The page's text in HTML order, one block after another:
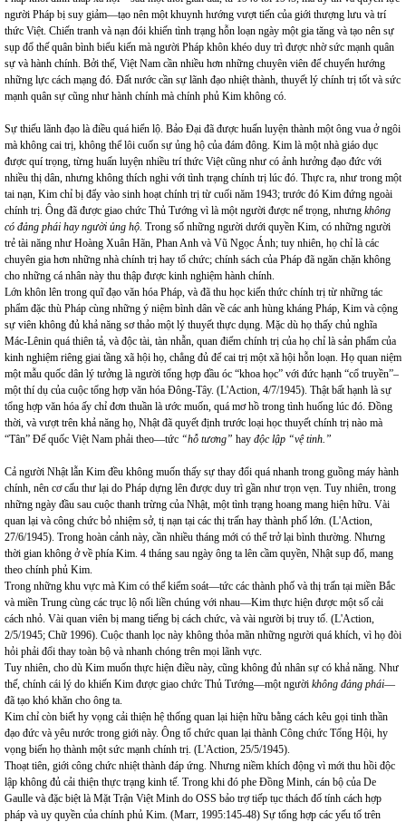
người Pháp bị suy giảm—tạo nên một khuynh hướng vượt tiến của giới thượng lưu và trí
thức Việt. Chiến tranh và nạn đói khiến tình trạng hỗn loạn ngày một gia tăng và tạo nên sự
sụp đổ thế quân bình biểu kiến mà người Pháp khôn khéo duy trì được nhờ sức mạnh quân
sự và hành chính. Bởi thế, ViệtNam cần nhiều hơn những chuyên viên để chuyển hướng
những lực cách mạng đó. Đất nước cần sự lãnh đạo nhiệt thành, thuyết lý chính trị tốt và sức
mạnh quân sự cũng như hành chính mà chính phủ Kim không có.
Sự thiếu lãnh đạo là điều quá hiển lộ. Bảo Đại đã được huấn luyện thành một ông vua ở ngôi
mà không cai trị, không thể lôi cuốn sự ủng hộ của đám đông. Kim là một nhà giáo dục
được quí trọng, từng huấn luyện nhiều trí thức Việt cũng như có ảnh hưởng đạo đức với
nhiều thị dân, nhưng không thích nghi với tình trạng chính trị lúc đó. Thực ra, như trong một
tai nạn, Kim chỉ bị đẩy vào sinh hoạt chính trị từ cuối năm 1943; trước đó Kim đứng ngoài
chính trị. Ông đã được giao chức Thủ Tướng vì là một người được nể trọng, nhưng không
có đảng phái hay người ủng hộ. Trong số những người dưới quyền Kim, có những người
trẻ tài năng như Hoàng Xuân Hãn, Phan Anh và Vũ Ngọc Ánh; tuy nhiên, họ chỉ là các
chuyên gia hơn những nhà chính trị hay tổ chức; chính sách của Pháp đã ngăn chặn không
cho những cá nhân này thu thập được kinh nghiệm hành chính.
Lớn khôn lên trong quĩ đạo văn hóa Pháp, và đã thu học kiến thức chính trị từ những tác
phẩm đặc thù Pháp cùng những ý niệm bình dân về các anh hùng kháng Pháp, Kim và cộng
sự viên không đủ khả năng sơ thảo một lý thuyết thực dụng. Mặc dù họ thấy chủ nghĩa
Mác-Lênin quá thiên tả, và độc tài, tàn nhẫn, quan điểm chính trị của họ chỉ là sản phẩm của
kinh nghiệm riêng giai tầng xã hội họ, chẳng đủ để cai trị một xã hội hỗn loạn. Họ quan niệm
một mẫu quốc dân lý tưởng là người tổng hợp đầu óc “khoa học” với đức hạnh “cổ truyền”–
một thí dụ của cuộc tổng hợp văn hóa Đông-Tây. (L'Action, 4/7/1945). Thật bất hạnh là sự
tổng hợp văn hóa ấy chỉ đơn thuần là ước muốn, quá mơ hồ trong tình huống lúc đó. Đồng
thời, và vượt trên khả năng họ, Nhật đã quyết định trước loại học thuyết chính trị nào mà
“Tân” Đế quốc ViệtNam phải theo—tức “hỗ tương” hay độc lập “vệ tinh.”
Cả người Nhật lẫn Kim đều không muốn thấy sự thay đổi quá nhanh trong guồng máy hành
chính, nên cơ cấu thư lại do Pháp dựng lên được duy trì gần như trọn vẹn. Tuy nhiên, trong
những ngày đầu sau cuộc thanh trừng của Nhật, một tình trạng hoang mang hiện hữu. Vài
quan lại và công chức bỏ nhiệm sở, tị nạn tại các thị trấn hay thành phố lớn. (L'Action,
27/6/1945). Trong hoàn cảnh này, cần nhiều tháng mới có thể trở lại bình thường. Nhưng
thời gian không ở về phía Kim. 4 tháng sau ngày ông ta lên cầm quyền, Nhật sụp đổ, mang
theo chính phủ Kim.
Trong những khu vực mà Kim có thể kiểm soát—tức các thành phố và thị trấn tại miền Bắc
và miền Trung cùng các trục lộ nối liền chúng với nhau—Kim thực hiện được một số cải
cách nhỏ. Vài quan viên bị mang tiếng bị cách chức, và vài người bị truy tố. (L'Action,
2/5/1945; Chữ 1996). Cuộc thanh lọc này không thỏa mãn những người quá khích, vì họ đòi
hỏi phải đổi thay toàn bộ và nhanh chóng trên mọi lãnh vực.
Tuy nhiên, cho dù Kim muốn thực hiện điều này, cũng không đủ nhân sự có khả năng. Như
thế, chính cái lý do khiến Kim được giao chức Thủ Tướng—một người không đảng phái—
đã tạo khó khăn cho ông ta.
Kim chỉ còn biết hy vọng cải thiện hệ thống quan lại hiện hữu bằng cách kêu gọi tinh thần
đạo đức và yêu nước trong giới này. Ông tổ chức quan lại thành Công chức Tổng Hội, hy
vọng biến họ thành một sức mạnh chính trị. (L'Action, 25/5/1945).
Thoạt tiên, giới công chức nhiệt thành đáp ứng. Nhưng niềm khích động vì mới thu hồi độc
lập không đủ cải thiện thực trạng kinh tế. Trong khi đó phe Đồng Minh, cán bộ của De
Gaulle và đặc biệt là Mặt Trận Việt Minh do OSS bảo trợ tiếp tục thách đố tính cách hợp
pháp và uy quyền của chính phủ Kim. (Marr, 1995:145-48) Sự tổng hợp các yếu tố trên